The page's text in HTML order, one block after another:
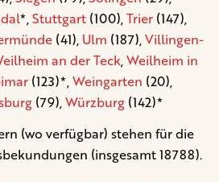
*,Stuttgart (100),Trier (147),
(41), Ulm (187),Villingen-
an der Teck,Weilheim in
(123)*,Weingarten (20),
(79),Würzburg (142)*
(wo verfügbar) stehen für die
(insgesamt 18788).